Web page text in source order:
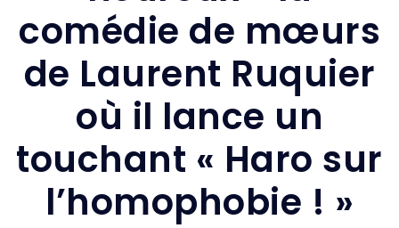
comédie de mœurs
de Laurent Ruquier
où il lance un
touchant « Haro sur
l’homophobie ! »